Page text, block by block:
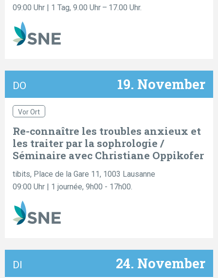
09:00 Uhr | 1 Tag, 9.00 Uhr – 17.00 Uhr.
DO 19. November
Vor Ort
Re-connaître les troubles anxieux et
les traiter par la sophrologie /
Séminaire avec Christiane Oppikofer
tibits, Place de la Gare 11, 1003 Lausanne
09:00 Uhr | 1 journée, 9h00 - 17h00.
DI 24. November